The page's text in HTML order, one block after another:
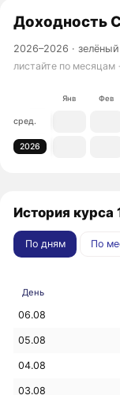
Доходность
2026–2026 ·
листайте по месяцам
Янв Фев
сред.
2026
История курса
По дням По
День
06.08
05.08
04.08
03.08